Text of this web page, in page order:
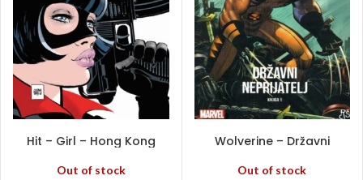
Hit – Girl – Hong Kong
Out of stock
Wolverine – Državni
Out of stock